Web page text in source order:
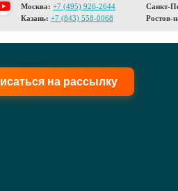
Москва: +7 (495) 926-2644
Казань: +7 (843) 558-0068
Санкт-
Ростов-
на рассылку